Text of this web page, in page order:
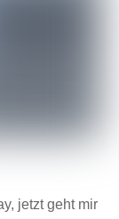
jetzt geht mir